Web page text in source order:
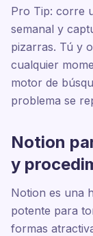
Pro Tip: corre
semanal y
pizarras. Tú y
cualquier
motor de
problema se
Notion
y
Notion es una
potente para
formas